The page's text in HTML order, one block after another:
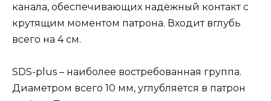
канала, обеспечивающих надёжный контакт с
крутящим моментом патрона. Входит вглубь
всего на 4 см.
SDS-plus – наиболее востребованная группа.
Диаметром всего 10 мм, углубляется в патрон